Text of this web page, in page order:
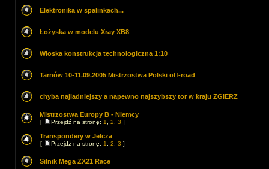
Elektronika w spalinkach...
Łożyska w modelu Xray XB8
Włoska konstrukcja technologiczna 1:10
Tarnów 10-11.09.2005 Mistrzostwa Polski off-road
chyba najladniejszy a napewno najszybszy tor w kraju ZGIERZ
Mistrzostwa Europy B - Niemcy
[ Przejdź na stronę: 1 2 3 ]
Transpondery w Jelcza
[ Przejdź na stronę: 1 2 3 ]
Silnik Mega ZX21 Race